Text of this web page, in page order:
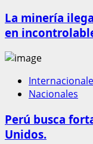
La minería
en
Nacionales
Perú busca
Unidos.